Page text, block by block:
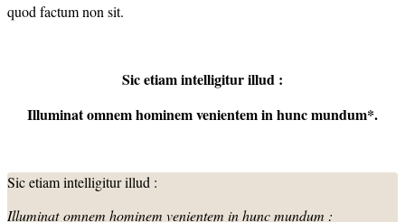
quod factum non sit.
Sic etiam intelligitur illud :
Illuminat omnem hominem venientem in hunc mundum*.
Sic etiam intelligitur illud :
Illuminat omnem hominem venientem in hunc mundum :